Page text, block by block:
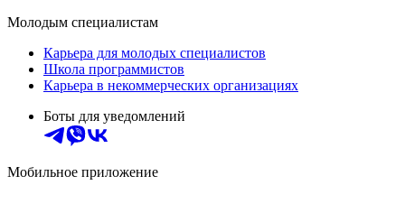
Молодым специалистам
Карьера для молодых специалистов
Школа программистов
Карьера в некоммерческих организациях
Боты для уведомлений
Мобильное приложение